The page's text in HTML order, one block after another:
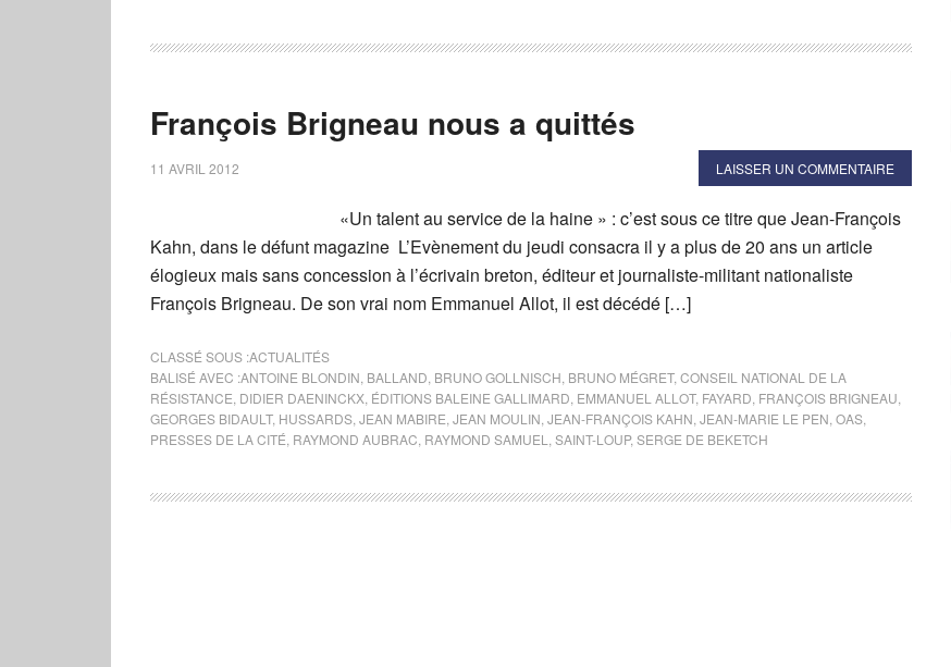
François Brigneau nous a quittés
11 AVRIL 2012 LAISSER UN COMMENTAIRE
«Un talent au service de la haine » : c’est sous ce titre que Jean-François
Kahn, dans le défunt magazine L’Evènement du jeudi consacra il y a plus de 20 ans un article
élogieux mais sans concession à l’écrivain breton, éditeur et journaliste-militant nationaliste
François Brigneau. De son vrai nom Emmanuel Allot, il est décédé […]
CLASSÉ SOUS :ACTUALITÉS
BALISÉ AVEC :ANTOINE BLONDIN BALLAND BRUNO GOLLNISCH BRUNO MÉGRET, CONSEIL NATIONAL DE LA
RÉSISTANCE DIDIER DAENINCKX ÉDITIONS BALEINE GALLIMARD EMMANUEL ALLOT, FAYARD FRANÇOIS BRIGNEAU
GEORGES BIDAULT, HUSSARDS JEAN MABIRE JEAN MOULIN JEAN-FRANÇOIS KAHN JEAN-MARIE LE PEN OAS
PRESSES DE LA CITÉ RAYMOND AUBRAC RAYMOND SAMUEL SAINT-LOUP, SERGE DE BEKETCH